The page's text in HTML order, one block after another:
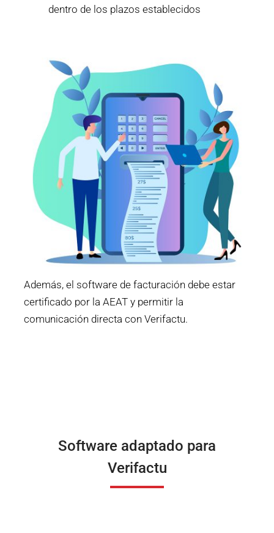
dentro de los plazos establecidos
Además, el software de facturación debe estar
certificado por la AEAT y permitir la
comunicación directa con Verifactu.
Software adaptado para
Verifactu